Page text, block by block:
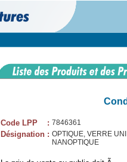
Code LPP : 7846361
Désignation : OPTIQUE, VERRE
NANOPTIQUE